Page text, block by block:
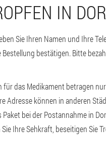
IN
Sie Ihren Namen und Ihre
bestätigen. Bitte
für das Medikament betragen
Adresse können in anderen
Paket bei der Postannahme in
Ihre Sehkraft, beseitigen Sie